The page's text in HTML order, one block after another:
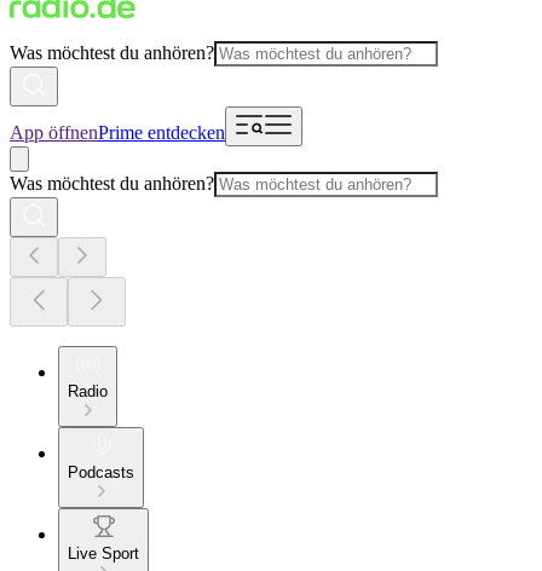
Was möchtest du anhören?
App öffnenPrime entdecken
Was möchtest du anhören?
Radio
Podcasts
Live Sport